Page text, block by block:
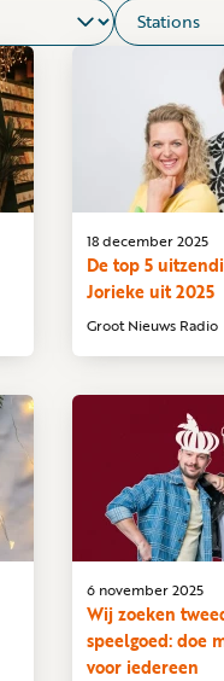
Groot Nieuws Radio
De top 5
Jorieke uit 2025
18 december 2025
Wij zoeken
speelgoed: doe
voor iedereen
6 november 2025